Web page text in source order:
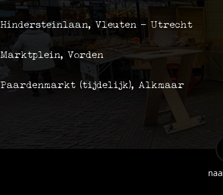
Hindersteinlaan, Vleuten - Utrecht
Marktplein, Vorden
Paardenmarkt (tijdelijk), Alkmaar